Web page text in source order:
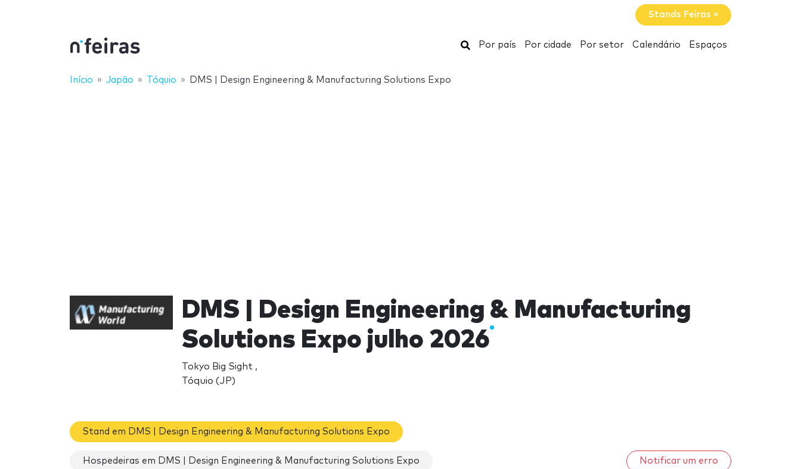
Stands Feiras »
Buscar
Por país Por cidade Por setor Calendário Espaços
Início Japão Tóquio DMS | Design Engineering & Manufacturing Solutions Expo
DMS | Design Engineering & Manufacturing
Solutions Expo julho 2026
Tokyo Big Sight ,
Tóquio (JP)
Stand em DMS | Design Engineering & Manufacturing Solutions Expo
Hospedeiras em DMS | Design Engineering & Manufacturing Solutions Expo Notificar um erro